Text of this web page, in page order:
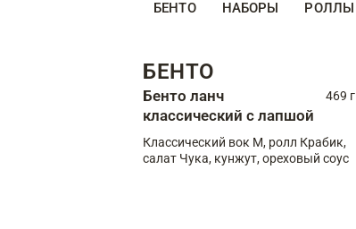
БЕНТО НАБОРЫ РОЛЛЫ
БЕНТО
Бенто ланч
классический с лапшой
469 г
Классический вок М, ролл Крабик,
салат Чука, кунжут, ореховый соус